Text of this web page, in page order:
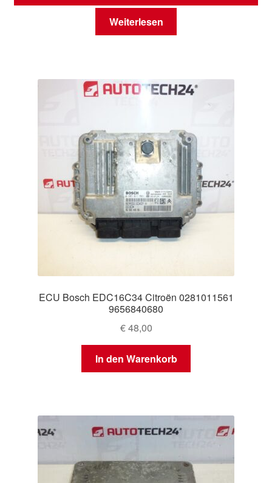
Weiterlesen
ECU Bosch EDC16C34 Citroën 0281011561
9656840680
€48,00
In den Warenkorb